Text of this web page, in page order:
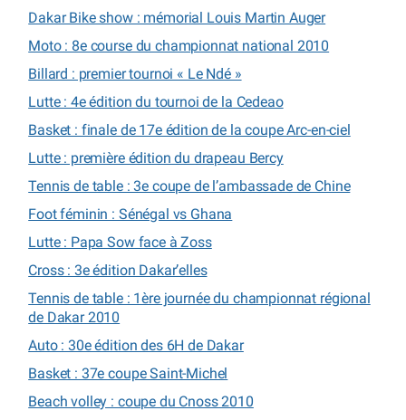
Dakar Bike show : mémorial Louis Martin Auger
Moto : 8e course du championnat national 2010
Billard : premier tournoi « Le Ndé »
Lutte : 4e édition du tournoi de la Cedeao
Basket : finale de 17e édition de la coupe Arc-en-ciel
Lutte : première édition du drapeau Bercy
Tennis de table : 3e coupe de l’ambassade de Chine
Foot féminin : Sénégal vs Ghana
Lutte : Papa Sow face à Zoss
Cross : 3e édition Dakar’elles
Tennis de table : 1ère journée du championnat régional
de Dakar 2010
Auto : 30e édition des 6H de Dakar
Basket : 37e coupe Saint-Michel
Beach volley : coupe du Cnoss 2010